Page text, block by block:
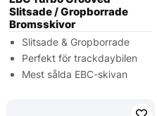
Slitsade / Gropborrade
Bromsskivor
Slitsade & Gropborrade
Perfekt för trackdaybilen
Mest sålda EBC-skivan